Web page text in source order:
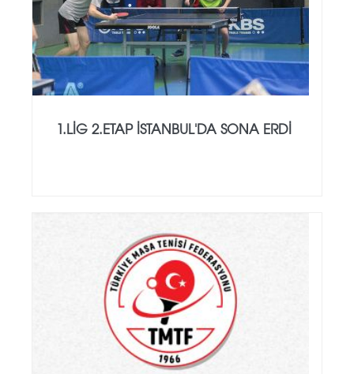
1.LİG 2.ETAP İSTANBUL'DA SONA ERDİ